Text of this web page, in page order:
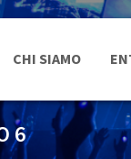
CHI SIAMO
6